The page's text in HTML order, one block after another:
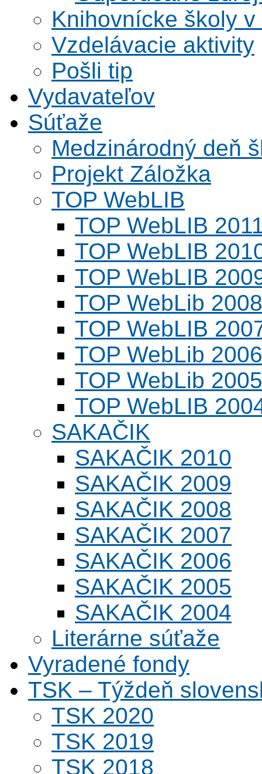
Knihovnícke školy v
Vzdelávacie aktivity
Pošli tip
Vydavateľov
Súťaže
Medzinárodný deň
Projekt Záložka
TOP WebLIB
TOP WebLIB
TOP WebLIB
TOP WebLIB
TOP WebLib 2008
TOP WebLIB
TOP WebLib 2006
TOP WebLib 2005
TOP WebLIB
SAKAČIK
SAKAČIK 2010
SAKAČIK 2009
SAKAČIK 2008
SAKAČIK 2007
SAKAČIK 2006
SAKAČIK 2005
SAKAČIK 2004
Literárne súťaže
Vyradené fondy
TSK – Týždeň
TSK 2020
TSK 2019
TSK 2018